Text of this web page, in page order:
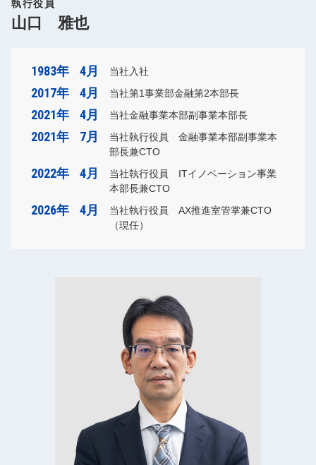
執行役員
山口 雅也
1983年 4月 当社入社
2017年 4月 当社第1事業部金融第2本部長
2021年 4月 当社金融事業本部副事業本部長
2021年 7月
当社執行役員 金融事業本部副事業本
部長兼CTO
2022年 4月
当社執行役員 ITイノベーション事業
本部長兼CTO
2026年 4月
当社執行役員 AX推進室管掌兼CTO
（現任）